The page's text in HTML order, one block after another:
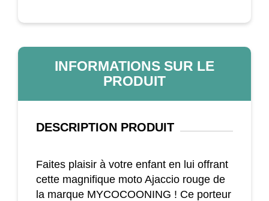
INFORMATIONS SUR LE
PRODUIT
DESCRIPTION PRODUIT
Faites plaisir à votre enfant en lui offrant
cette magnifique moto Ajaccio rouge de
la marque MYCOCOONING ! Ce porteur